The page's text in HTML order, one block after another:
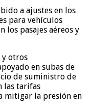
a ajustes en los
para vehículos
los pasajes aéreos y
y otros
en subas de
de suministro de
las tarifas
mitigar la presión en